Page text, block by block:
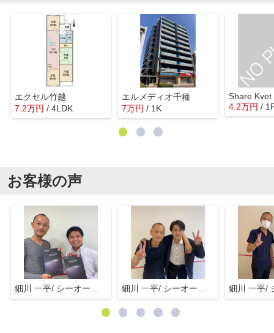
エクセル竹越
7.2万円 / 4LDK
エルメディオ千種
7万円 / 1K
Share Kvet
4.2万円 /
お客様の声